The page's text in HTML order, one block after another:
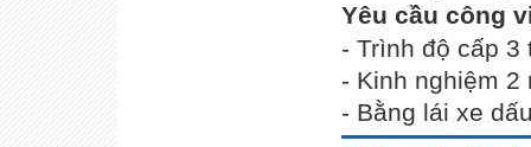
Yêu cầu công
- Trình độ cấp 3
- Kinh nghiệm
- Bằng lái xe